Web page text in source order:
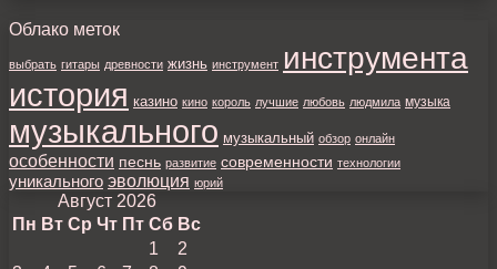
Облако меток
выбрать гитары древности жизнь инструмент инструмента
история казино кино король лучшие любовь людмила музыка
музыкального музыкальный обзор онлайн
особенности песнь развитие современности технологии
уникального эволюция юрий
Август 2026
Пн Вт Ср Чт Пт Сб Вс
1
2